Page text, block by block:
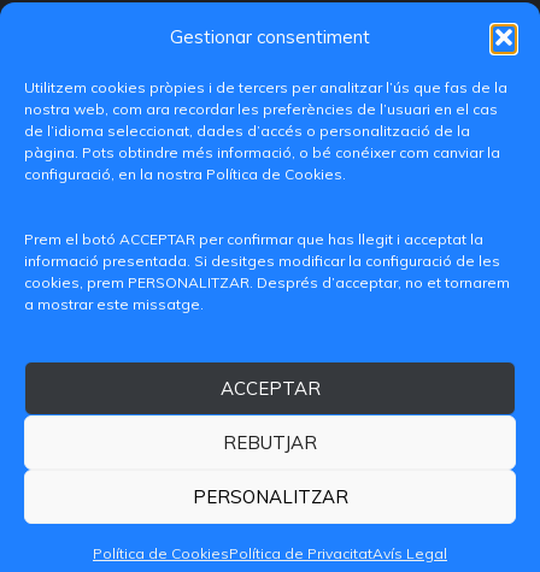
Gestionar consentiment
Utilitzem cookies pròpies i de tercers per analitzar l’ús que fas de la
nostra web, com ara recordar les preferències de l’usuari en el cas
de l’idioma seleccionat, dades d’accés o personalització de la
pàgina. Pots obtindre més informació, o bé conéixer com canviar la
configuració, en la nostra Política de Cookies.
Prem el botó ACCEPTAR per confirmar que has llegit i acceptat la
informació presentada. Si desitges modificar la configuració de les
cookies, prem PERSONALITZAR. Després d’acceptar, no et tornarem
a mostrar este missatge.
ACCEPTAR
REBUTJAR
PERSONALITZAR
Política de CookiesPolítica de PrivacitatAvís Legal
C/ Paranimf, 1 - 46730 Grau de Gandia
+34 962849333
DE VALÈNCIA
Avís legalPolítica de privacitat